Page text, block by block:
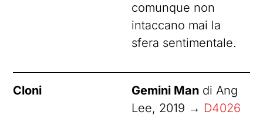
comunque non
intaccano mai la
sfera sentimentale.
Cloni Gemini Man di Ang
Lee, 2019 → D4026